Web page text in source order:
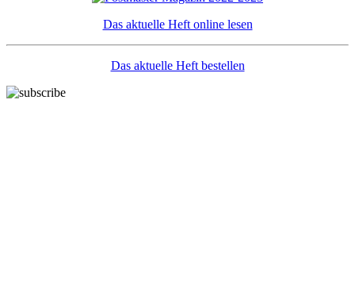
Das aktuelle Heft online lesen
Das aktuelle Heft bestellen